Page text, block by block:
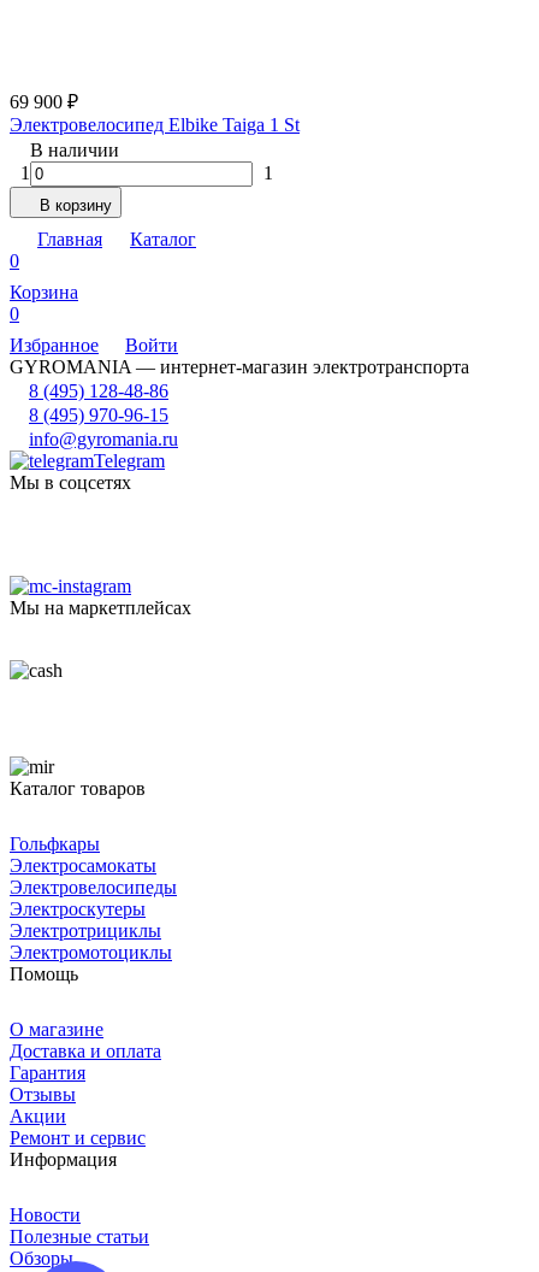
69 900 ₽
Электровелосипед Elbike Taiga 1 St
В наличии
1
1
В корзину
Главная
Каталог
0
Корзина
0
Избранное
Войти
GYROMANIA — интернет-магазин электротранспорта
8 (495) 128-48-86
8 (495) 970-96-15
info@gyromania.ru
Telegram
Мы в соцсетях
Мы на маркетплейсах
Каталог товаров
Гольфкары
Электросамокаты
Электровелосипеды
Электроскутеры
Электротрициклы
Электромотоциклы
Помощь
О магазине
Доставка и оплата
Гарантия
Отзывы
Акции
Ремонт и сервис
Информация
Новости
Полезные статьи
Обзоры